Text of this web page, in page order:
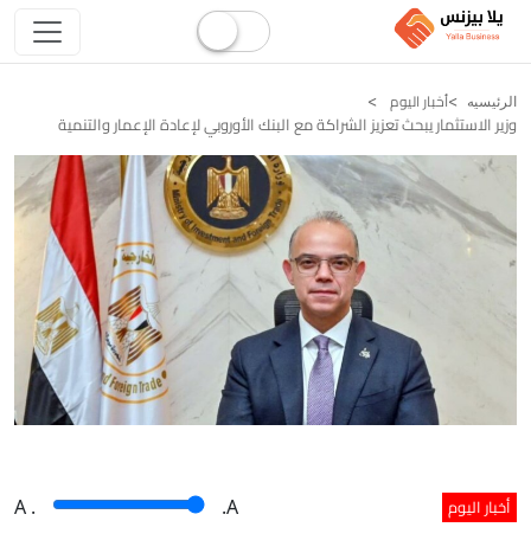
الرئيسيه أخبار اليوم
وزير الاستثمار يبحث تعزيز الشراكة مع البنك الأوروبي لإعادة الإعمار والتنمية
أخبار اليوم A . .A